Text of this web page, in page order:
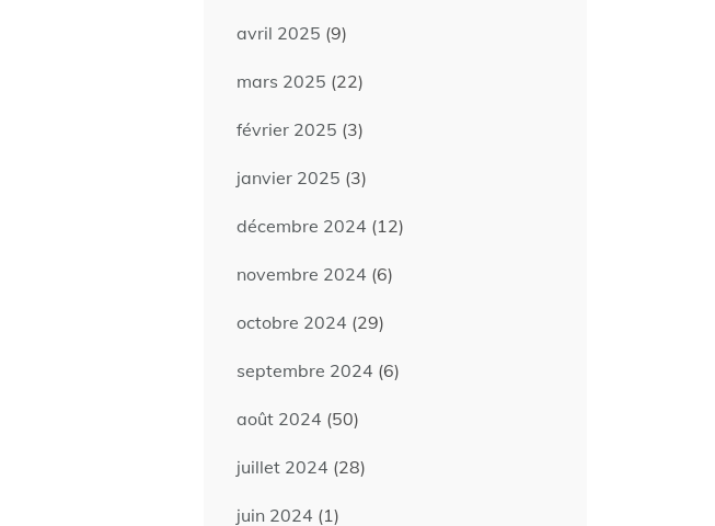
avril 2025 (9)
mars 2025 (22)
février 2025 (3)
janvier 2025 (3)
décembre 2024 (12)
novembre 2024 (6)
octobre 2024 (29)
septembre 2024 (6)
août 2024 (50)
juillet 2024 (28)
juin 2024 (1)